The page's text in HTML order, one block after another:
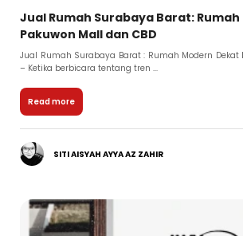
Jual Rumah Surabaya Barat:
Pakuwon Mall dan CBD
Jual Rumah Surabaya Barat : Rumah Modern Dekat
– Ketika berbicara tentang tren ...
Read more
SITI AISYAH AYYA AZ ZAHIR